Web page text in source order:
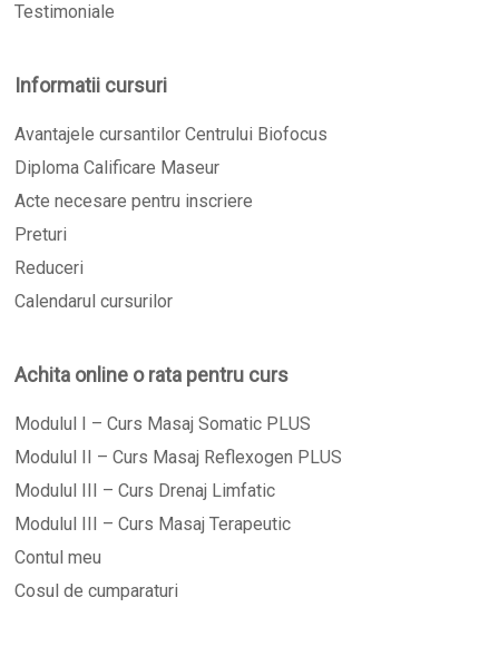
Testimoniale
Informatii cursuri
Avantajele cursantilor Centrului Biofocus
Diploma Calificare Maseur
Acte necesare pentru inscriere
Preturi
Reduceri
Calendarul cursurilor
Achita online o rata pentru curs
Modulul I – Curs Masaj Somatic PLUS
Modulul II – Curs Masaj Reflexogen PLUS
Modulul III – Curs Drenaj Limfatic
Modulul III – Curs Masaj Terapeutic
Contul meu
Cosul de cumparaturi